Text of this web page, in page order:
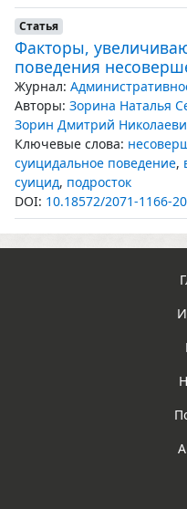
Статья
Факторы,
поведения
Журнал:
Авторы: Зорина Наталья
Зорин Дмитрий
Ключевые слова:
суицидальное поведение,
суицид, подросток
DOI: 10.18572/2071-1166-